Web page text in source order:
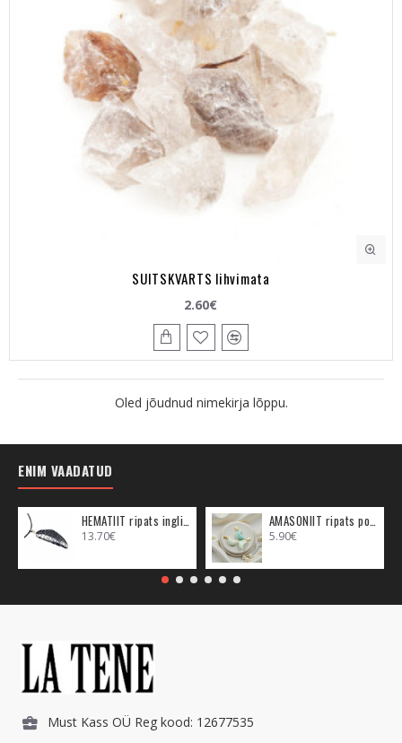
SUITSKVARTS lihvimata
2.60€
Oled jõudnud nimekirja lõppu.
ENIM VAADATUD
13.70€ 5.90€
Must Kass OÜ Reg kood: 12677535